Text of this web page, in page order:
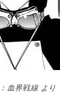
血界戦線 より